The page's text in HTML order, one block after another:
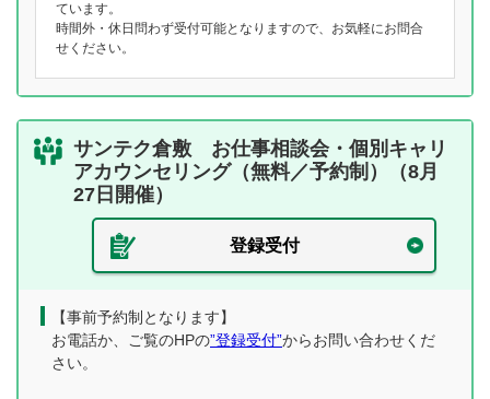
ています。
時間外・休日問わず受付可能となりますので、お気軽にお問合
せください。
サンテク倉敷 お仕事相談会・個別キャリ
アカウンセリング（無料／予約制）（8月
27日開催）
登録受付
【事前予約制となります】
お電話か、ご覧のHPの”登録受付”からお問い合わせくだ
さい。